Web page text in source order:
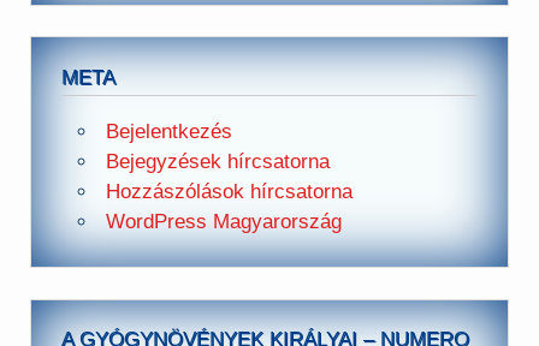
META
Bejelentkezés
Bejegyzések hírcsatorna
Hozzászólások hírcsatorna
WordPress Magyarország
A GYÓGYNÖVÉNYEK KIRÁLYAI – NUMERO